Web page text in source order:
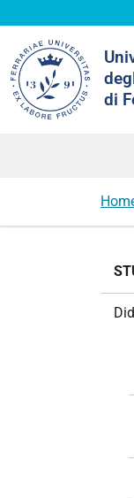
di
nel
sito